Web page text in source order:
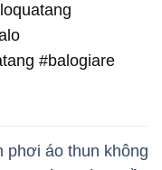
#balogiare
phơi áo thun không